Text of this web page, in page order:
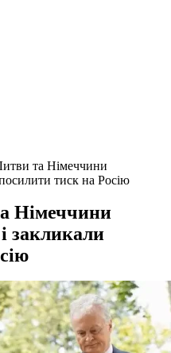
та Німеччини
тиск на Росію
Німеччини
закликали